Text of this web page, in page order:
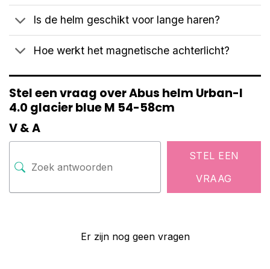
Is de helm geschikt voor lange haren?
Hoe werkt het magnetische achterlicht?
Stel een vraag over Abus helm Urban-I
4.0 glacier blue M 54-58cm
V & A
STEL EEN
VRAAG
Er zijn nog geen vragen